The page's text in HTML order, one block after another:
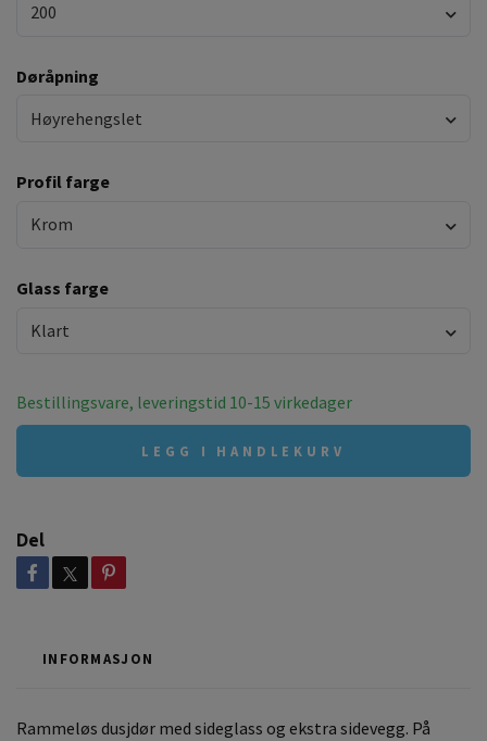
200
Døråpning
Høyrehengslet
Profil farge
Krom
Glass farge
Klart
Bestillingsvare, leveringstid 10-15 virkedager
LEGG I HANDLEKURV
Del
INFORMASJON
Rammeløs dusjdør med sideglass og ekstra sidevegg. På